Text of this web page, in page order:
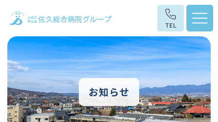
お知らせ